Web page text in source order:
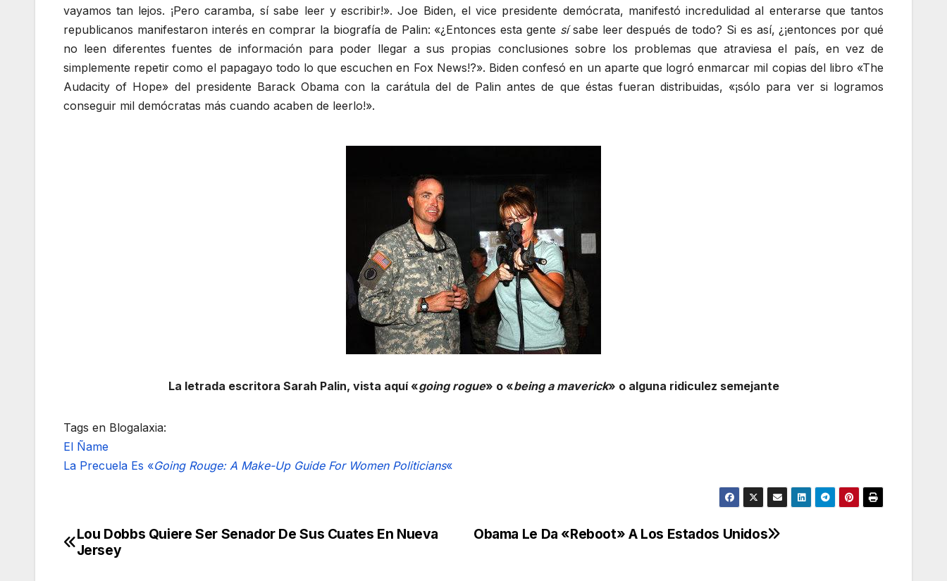
vayamos tan lejos. ¡Pero caramba, sí sabe leer y escribir!». Joe Biden, el vice presidente demócrata, manifestó incredulidad al enterarse que tantos
republicanos manifestaron interés en comprar la biografía de Palin: «¿Entonces esta gente sísabe leer después de todo? Si es así, ¿¡entonces por qué
no leen diferentes fuentes de información para poder llegar a sus propias conclusiones sobre los problemas que atraviesa el país, en vez de
simplemente repetir como el papagayo todo lo que escuchen en Fox News!?». Biden confesó en un aparte que logró enmarcar mil copias del libro «The
Audacity of Hope» del presidente Barack Obama con la carátula del de Palin antes de que éstas fueran distribuidas, «¡sólo para ver si logramos
conseguir mil demócratas más cuando acaben de leerlo!».
La letrada escritora Sarah Palin, vista aquí «going rogue» o «being a maverick» o alguna ridiculez semejante
Tags en Blogalaxia:
El Ñame
La Precuela Es «Going Rouge: A Make-Up Guide For Women Politicians«
Navegación
Obama Le Da «Reboot» A Los Estados Unidos
Lou Dobbs Quiere Ser Senador De Sus Cuates En Nueva
Jersey